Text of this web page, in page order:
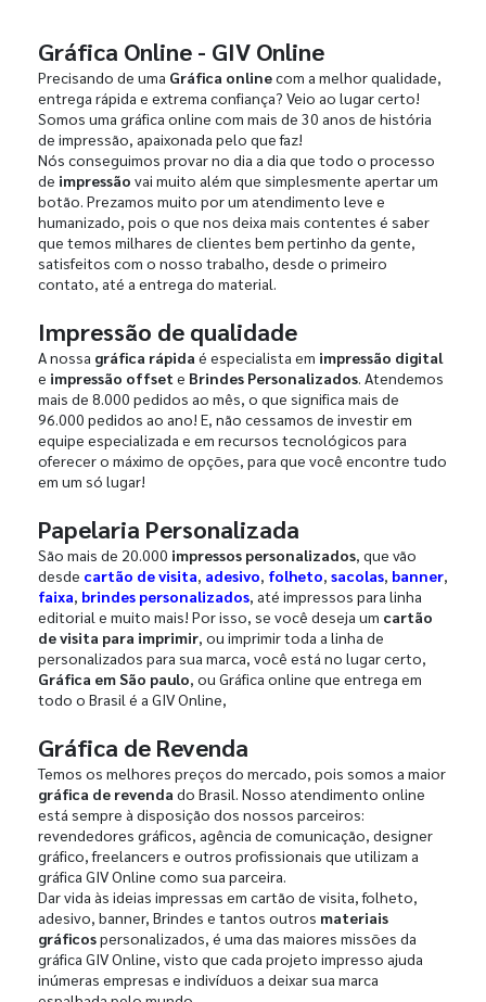
Gráfica Online - GIV Online
Precisando de uma Gráfica onlinecom a melhor qualidade,
entrega rápida e extrema confiança? Veio ao lugar certo!
Somos uma gráfica online com mais de 30 anos de história
de impressão, apaixonada pelo que faz!
Nós conseguimos provar no dia a dia que todo o processo
de impressão vai muito além que simplesmente apertar um
botão. Prezamos muito por um atendimento leve e
humanizado, pois o que nos deixa mais contentes é saber
que temos milhares de clientes bem pertinho da gente,
satisfeitos com o nosso trabalho, desde o primeiro
contato, até a entrega do material.
Impressão de qualidade
A nossa gráfica rápida é especialista em impressão digital
e impressão offset e Brindes Personalizados. Atendemos
mais de 8.000 pedidos ao mês, o que significa mais de
96.000 pedidos ao ano! E, não cessamos de investir em
equipe especializada e em recursos tecnológicos para
oferecer o máximo de opções, para que você encontre tudo
em um só lugar!
Papelaria Personalizada
São mais de 20.000 impressos personalizados, que vão
desde cartão de visita, adesivo, folheto, sacolas, banner,
faixa, brindes personalizados, até impressos para linha
editorial e muito mais! Por isso, se você deseja um cartão
de visita para imprimir, ou imprimir toda a linha de
personalizados para sua marca, você está no lugar certo,
Gráfica em São paulo, ou Gráfica online que entrega em
todo o Brasil é a GIV Online,
Gráfica de Revenda
Temos os melhores preços do mercado, pois somos a maior
gráfica de revenda do Brasil. Nosso atendimento online
está sempre à disposição dos nossos parceiros:
revendedores gráficos, agência de comunicação, designer
gráfico, freelancers e outros profissionais que utilizam a
gráfica GIV Online como sua parceira.
Dar vida às ideias impressas em cartão de visita, folheto,
adesivo, banner, Brindes e tantos outros materiais
gráficospersonalizados, é uma das maiores missões da
gráfica GIV Online, visto que cada projeto impresso ajuda
inúmeras empresas e indivíduos a deixar sua marca